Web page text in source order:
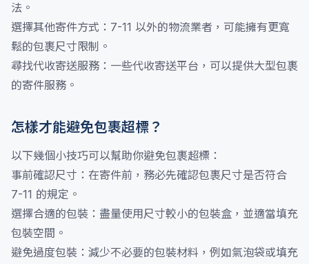
法。
選擇其他寄件方式：7-11 以外的物流業者，可能擁有更寬
鬆的包裹尺寸限制。
尋找代收寄送服務：一些代收寄送平台，可以提供大型包裹
的寄件服務。
怎樣才能避免包裹超標？
以下幾個小技巧可以幫助你避免包裹超標：
事前確認尺寸：在寄件前，務必先確認包裹尺寸是否符合
7-11 的規定。
選擇合適的包裝：盡量使用尺寸較小的包裝盒，並適當填充
包裝空間。
避免過度包裝：減少不必要的包裝材料，例如氣泡袋或填充